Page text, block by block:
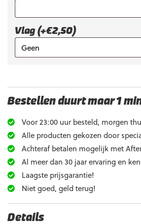
Vlag (+€2,50)
Bestellen duurt maar 1
Voor 23:00 uur besteld, morgen
Alle producten gekozen door
Achteraf betalen mogelijk met
Al meer dan 30 jaar ervaring en
Laagste prijsgarantie!
Niet goed, geld terug!
Details